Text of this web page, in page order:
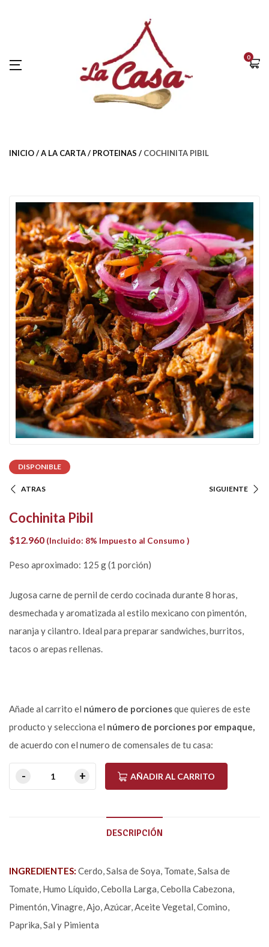
0
INICIO A LA CARTA PROTEINAS COCHINITA PIBIL
DISPONIBLE
ATRAS SIGUIENTE
Cochinita Pibil
$12.960 (Incluido: 8% Impuesto al Consumo )
Peso aproximado: 125 g (1 porción)
Jugosa carne de pernil de cerdo cocinada durante 8 horas,
desmechada y aromatizada al estilo mexicano con pimentón,
naranja y cilantro. Ideal para preparar sandwiches, burritos,
tacos o arepas rellenas.
Añade al carrito el número de porcionesque quieres de este
producto y selecciona el número de porciones por empaque,
de acuerdo con el numero de comensales de tu casa:
AÑADIR AL CARRITO
DESCRIPCIÓN
INGREDIENTES: Cerdo, Salsa de Soya, Tomate, Salsa de
Tomate, Humo Líquido, Cebolla Larga, Cebolla Cabezona,
Pimentón, Vinagre, Ajo, Azúcar, Aceite Vegetal, Comino,
Paprika, Sal y Pimienta